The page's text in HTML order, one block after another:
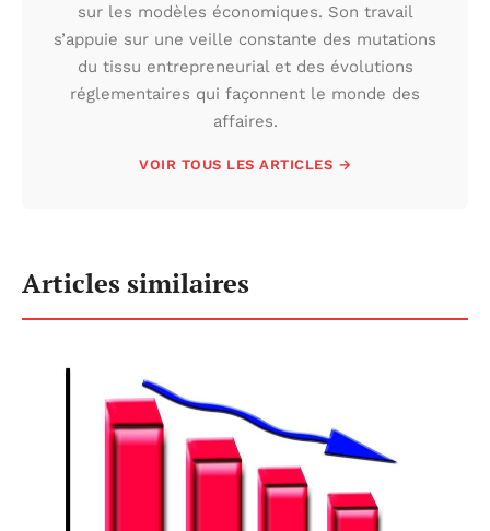
sur les modèles économiques. Son travail
s’appuie sur une veille constante des mutations
du tissu entrepreneurial et des évolutions
réglementaires qui façonnent le monde des
affaires.
VOIR TOUS LES ARTICLES →
Articles similaires